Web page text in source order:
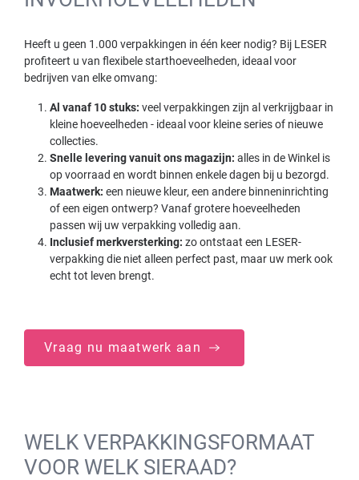
Heeft u geen 1.000 verpakkingen in één keer nodig? Bij LESER
profiteert u van flexibele starthoeveelheden, ideaal voor
bedrijven van elke omvang:
Al vanaf 10 stuks: veel verpakkingen zijn al verkrijgbaar in
kleine hoeveelheden - ideaal voor kleine series of nieuwe
collecties.
Snelle levering vanuit ons magazijn: alles in de Winkel is
op voorraad en wordt binnen enkele dagen bij u bezorgd.
Maatwerk: een nieuwe kleur, een andere binneninrichting
of een eigen ontwerp? Vanaf grotere hoeveelheden
passen wij uw verpakking volledig aan.
Inclusief merkversterking: zo ontstaat een LESER-
verpakking die niet alleen perfect past, maar uw merk ook
echt tot leven brengt.
Vraag nu maatwerk aan
WELK VERPAKKINGSFORMAAT
VOOR WELK SIERAAD?